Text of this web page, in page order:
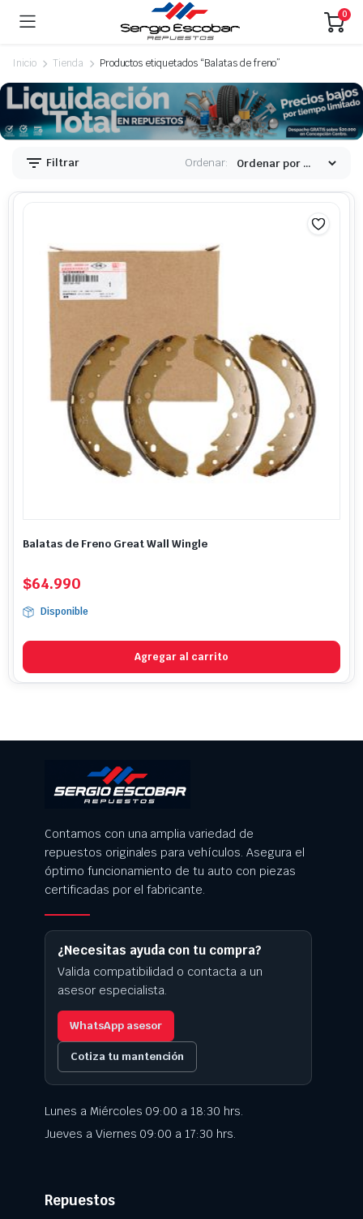
0
Inicio Tienda Productos etiquetados “Balatas de freno”
Filtrar Ordenar:
Balatas de Freno Great Wall Wingle
$64.990
Disponible
Agregar al carrito
Contamos con una amplia variedad de
repuestos originales para vehículos. Asegura el
óptimo funcionamiento de tu auto con piezas
certificadas por el fabricante.
¿Necesitas ayuda con tu compra?
Valida compatibilidad o contacta a un
asesor especialista.
WhatsApp asesor
Cotiza tu mantención
Lunes a Miércoles 09:00 a 18:30 hrs.
Jueves a Viernes 09:00 a 17:30 hrs.
Repuestos